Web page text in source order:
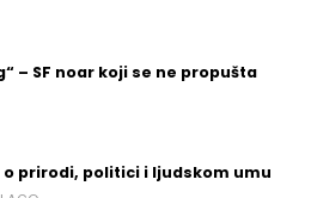
– SF noar koji se ne propušta
o prirodi, politici i ljudskom umu